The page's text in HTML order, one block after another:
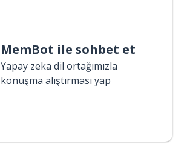
MemBot ile sohbet et
Yapay zeka dil ortağımızla
konuşma alıştırması yap